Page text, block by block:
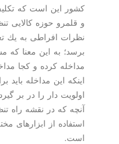
كشور این است كه تكلیف همه
و قلمرو حوزه كالایی تنظیم
نظرات افراطی به یك تعادل در
برسد؛ به این معنا كه مشخص
مداخله كرده و كجا مداخله
اینكه این مداخله باید برای همه
اولویت دار را در بر گیرد. در
آنچه كه در نقشه راه تنظیم
استفاده از ابزارهای مختلف